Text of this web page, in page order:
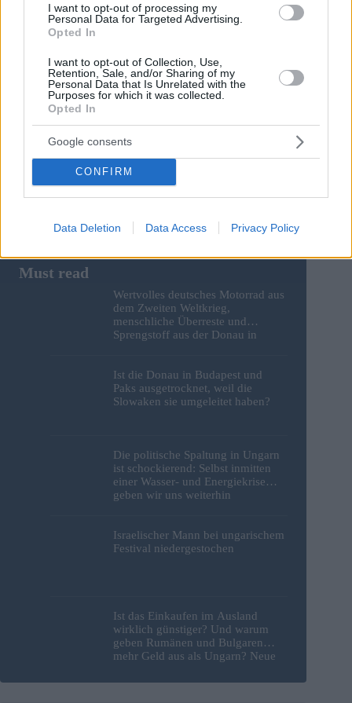
I want to opt-out of processing my
Personal Data for Targeted Advertising.
Opted In
I want to opt-out of Collection, Use,
Retention, Sale, and/or Sharing of my
Personal Data that Is Unrelated with the
Purposes for which it was collected.
Opted In
Google consents
CONFIRM
Data Deletion Data Access Privacy Policy
Save my name, email and website in this browser for the
next time I comment.
Post Comment
Wertvolles deutsches Motorrad aus
dem Zweiten Weltkrieg,
menschliche Überreste und
Sprengstoff aus der Donau in
Ist die Donau in Budapest und
Paks ausgetrocknet, weil die
Slowaken sie umgeleitet haben?
Die politische Spaltung in Ungarn
ist schockierend: Selbst inmitten
einer Wasser- und Energiekrise
geben wir uns weiterhin
Israelischer Mann bei ungarischem
Festival niedergestochen
Ist das Einkaufen im Ausland
wirklich günstiger? Und warum
geben Rumänen und Bulgaren
mehr Geld aus als Ungarn? Neue